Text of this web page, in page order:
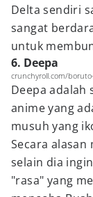
Delta sendiri
sangat
untuk
6. Deepa
crunchyroll.com/
Deepa
anime yang
musuh yang
Secara
selain dia
"rasa" yang